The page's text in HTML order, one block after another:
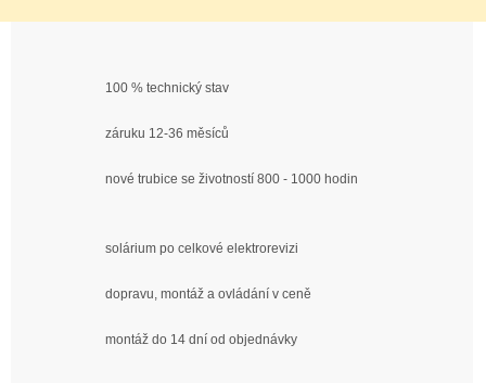
100 % technický stav
záruku 12-36 měsíců
nové trubice se životností 800 - 1000 hodin
solárium po celkové elektrorevizi
dopravu, montáž a ovládání v ceně
montáž do 14 dní od objednávky